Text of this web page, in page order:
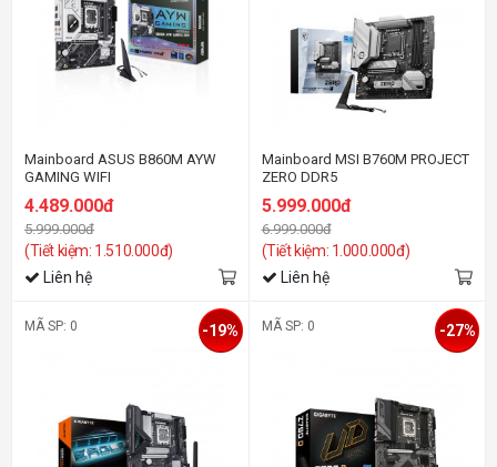
Mainboard ASUS B860M AYW
GAMING WIFI
4.489.000đ
5.999.000đ
(Tiết kiệm: 1.510.000đ)
Liên hệ
Mainboard MSI B760M PROJECT
ZERO DDR5
5.999.000đ
6.999.000đ
(Tiết kiệm: 1.000.000đ)
Liên hệ
MÃ SP: 0 -19% MÃ SP: 0 -27%